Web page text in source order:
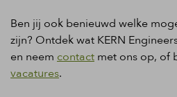
Ben jij ook benieuwd welke
zijn? Ontdek wat KERN
en neem contactmet ons op, of
vacatures.